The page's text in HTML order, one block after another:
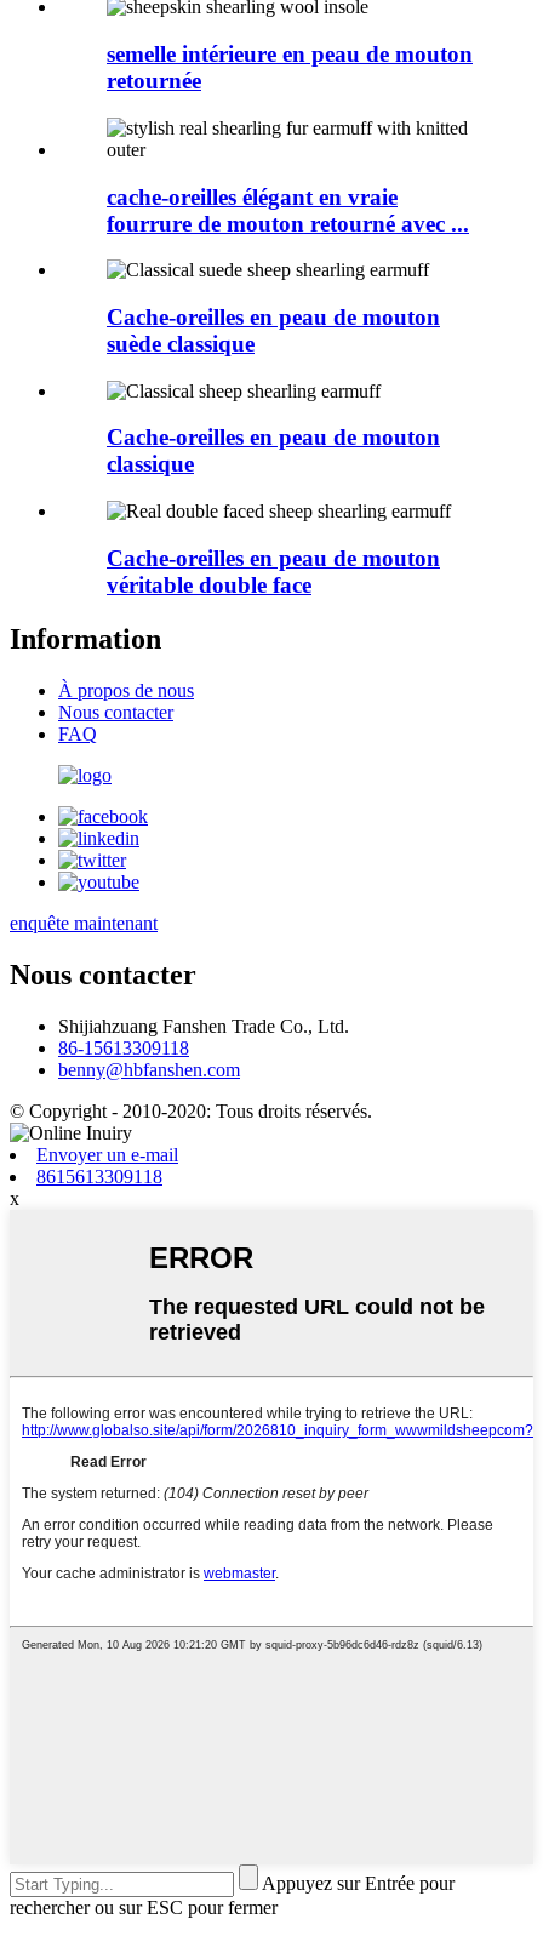
semelle intérieure en peau de mouton
retournée
cache-oreilles élégant en vraie
fourrure de mouton retourné avec ...
Cache-oreilles en peau de mouton
suède classique
Cache-oreilles en peau de mouton
classique
Cache-oreilles en peau de mouton
véritable double face
Information
À propos de nous
Nous contacter
FAQ
enquête maintenant
Nous contacter
Shijiahzuang Fanshen Trade Co., Ltd.
86-15613309118
benny@hbfanshen.com
© Copyright - 2010-2020: Tous droits réservés.
Envoyer un e-mail
8615613309118
x
Appuyez sur Entrée pour
rechercher ou sur ESC pour fermer